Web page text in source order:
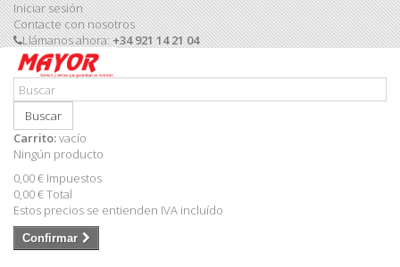
Iniciar sesión
Contacte con nosotros
Llámanos ahora:+34 921 14 21 04
Buscar
Carrito:vacío
Ningún producto
0,00 € Impuestos
0,00 €Total
Estos precios se entienden IVA incluído
Confirmar